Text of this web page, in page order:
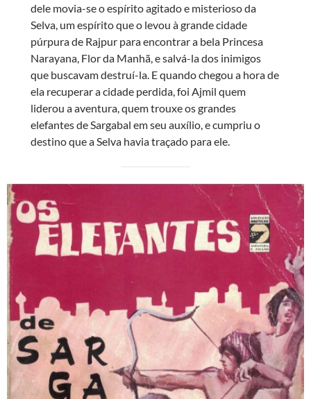
dele movia-se o espírito agitado e misterioso da
Selva, um espírito que o levou à grande cidade
púrpura de Rajpur para encontrar a bela Princesa
Narayana, Flor da Manhã, e salvá-la dos inimigos
que buscavam destruí-la. E quando chegou a hora de
ela recuperar a cidade perdida, foi Ajmil quem
liderou a aventura, quem trouxe os grandes
elefantes de Sargabal em seu auxílio, e cumpriu o
destino que a Selva havia traçado para ele.